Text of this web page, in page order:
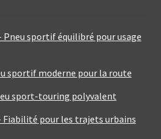
Pneu sportif équilibré pour usage
sportif moderne pour la route
sport-touring polyvalent
Fiabilité pour les trajets urbains